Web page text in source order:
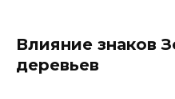
Влияние знаков
деревьев